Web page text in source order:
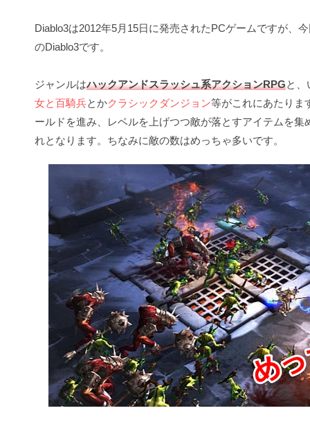
Diablo3は2012年5月15日に発売されたPCゲームですが、
のDiablo3です。
ジャンルはハックアンドスラッシュ系アクションRPGと、
女と百騎兵とかクラシックダンジョン等がこれにあたりま
ールドを進み、レベルを上げつつ敵が落とすアイテムを
れとなります。ちなみに敵の数はめっちゃ多いです。